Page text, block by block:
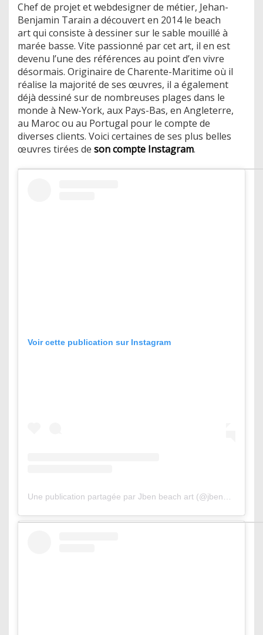
Chef de projet et webdesigner de métier, Jehan-
Benjamin Tarain a découvert en 2014 le beach
art qui consiste à dessiner sur le sable mouillé à
marée basse. Vite passionné par cet art, il en est
devenu l’une des références au point d’en vivre
désormais. Originaire de Charente-Maritime où il
réalise la majorité de ses œuvres, il a également
déjà dessiné sur de nombreuses plages dans le
monde à New-York, aux Pays-Bas, en Angleterre,
au Maroc ou au Portugal pour le compte de
diverses clients. Voici certaines de ses plus belles
œuvres tirées de son compte Instagram.
Voir cette publication sur Instagram
Une publication partagée par Jben beach art (@jbenart)